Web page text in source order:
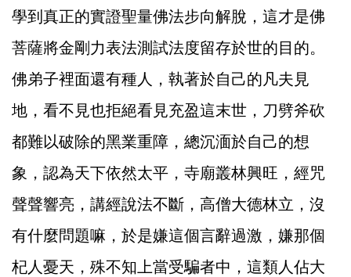
學到真正的實證聖量佛法步向解脫，這才是佛
菩薩將金剛力表法測試法度留存於世的目的。
佛弟子裡面還有種人，執著於自己的凡夫見
地，看不見也拒絕看見充盈這末世，刀劈斧砍
都難以破除的黑業重障，總沉湎於自己的想
象，認為天下依然太平，寺廟叢林興旺，經咒
聲聲響亮，講經說法不斷，高僧大德林立，沒
有什麼問題嘛，於是嫌這個言辭過激，嫌那個
杞人憂天，殊不知上當受騙者中，這類人佔大